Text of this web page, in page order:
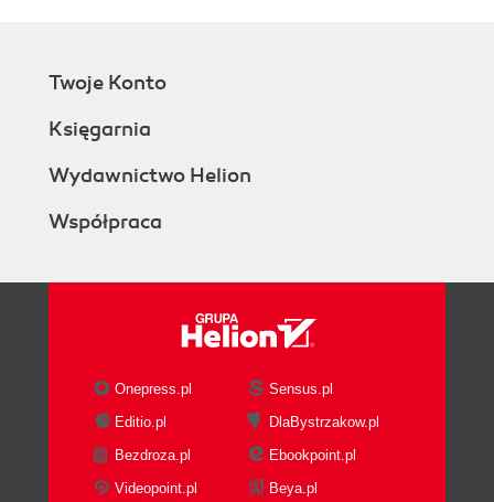
Twoje Konto
Księgarnia
Wydawnictwo Helion
Współpraca
Onepress.pl
Sensus.pl
Editio.pl
DlaBystrzakow.pl
Bezdroza.pl
Ebookpoint.pl
Videopoint.pl
Beya.pl